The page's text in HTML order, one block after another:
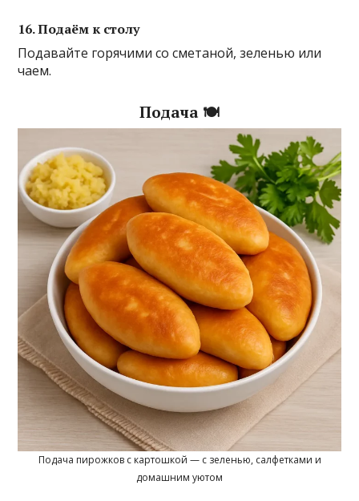
16. Подаём к столу
Подавайте горячими со сметаной, зеленью или
чаем.
Подача 🍽️
Подача пирожков с картошкой — с зеленью, салфетками и
домашним уютом